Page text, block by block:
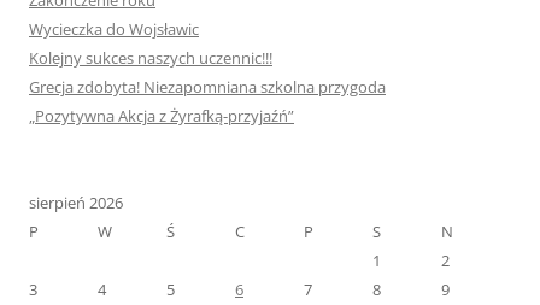
Wycieczka do Wojsławic
Kolejny sukces naszych uczennic!!!
Grecja zdobyta! Niezapomniana szkolna przygoda
„Pozytywna Akcja z Żyrafką-przyjaźń”
sierpień 2026
P
W Ś C P S
N
1
2
3
4 5 6 7 8
9